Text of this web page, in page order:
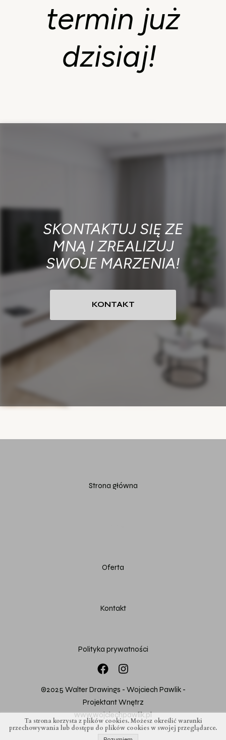
termin już
dzisiaj!
SKONTAKTUJ SIĘ ZE
MNĄ I ZREALIZUJ
SWOJE MARZENIA!
KONTAKT
©2025 Walter Drawings - Wojciech Pawlik -
Projektant Wnętrz
www.wojciechpawlik.pl
Strona główna
Oferta
Kontakt
Polityka prywatności
Ta strona korzysta z plików cookies. Możesz określić warunki
przechowywania lub dostępu do plików cookies w swojej przeglądarce.